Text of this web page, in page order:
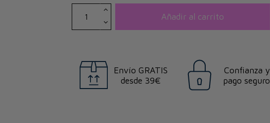
Añadir al carrito
Envío GRATIS
desde 39€
Confianza y
pago seguro